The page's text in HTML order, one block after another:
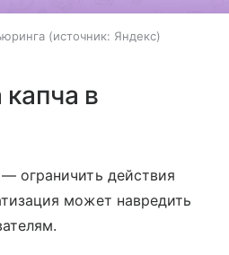
источник: Яндекс
в
ограничить действия
может навредить